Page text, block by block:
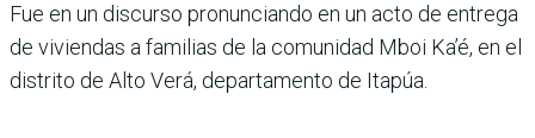
Fue en un discurso pronunciando en un acto de entrega
de viviendas a familias de la comunidad Mboi Ka’é, en el
distrito de Alto Verá, departamento de Itapúa.